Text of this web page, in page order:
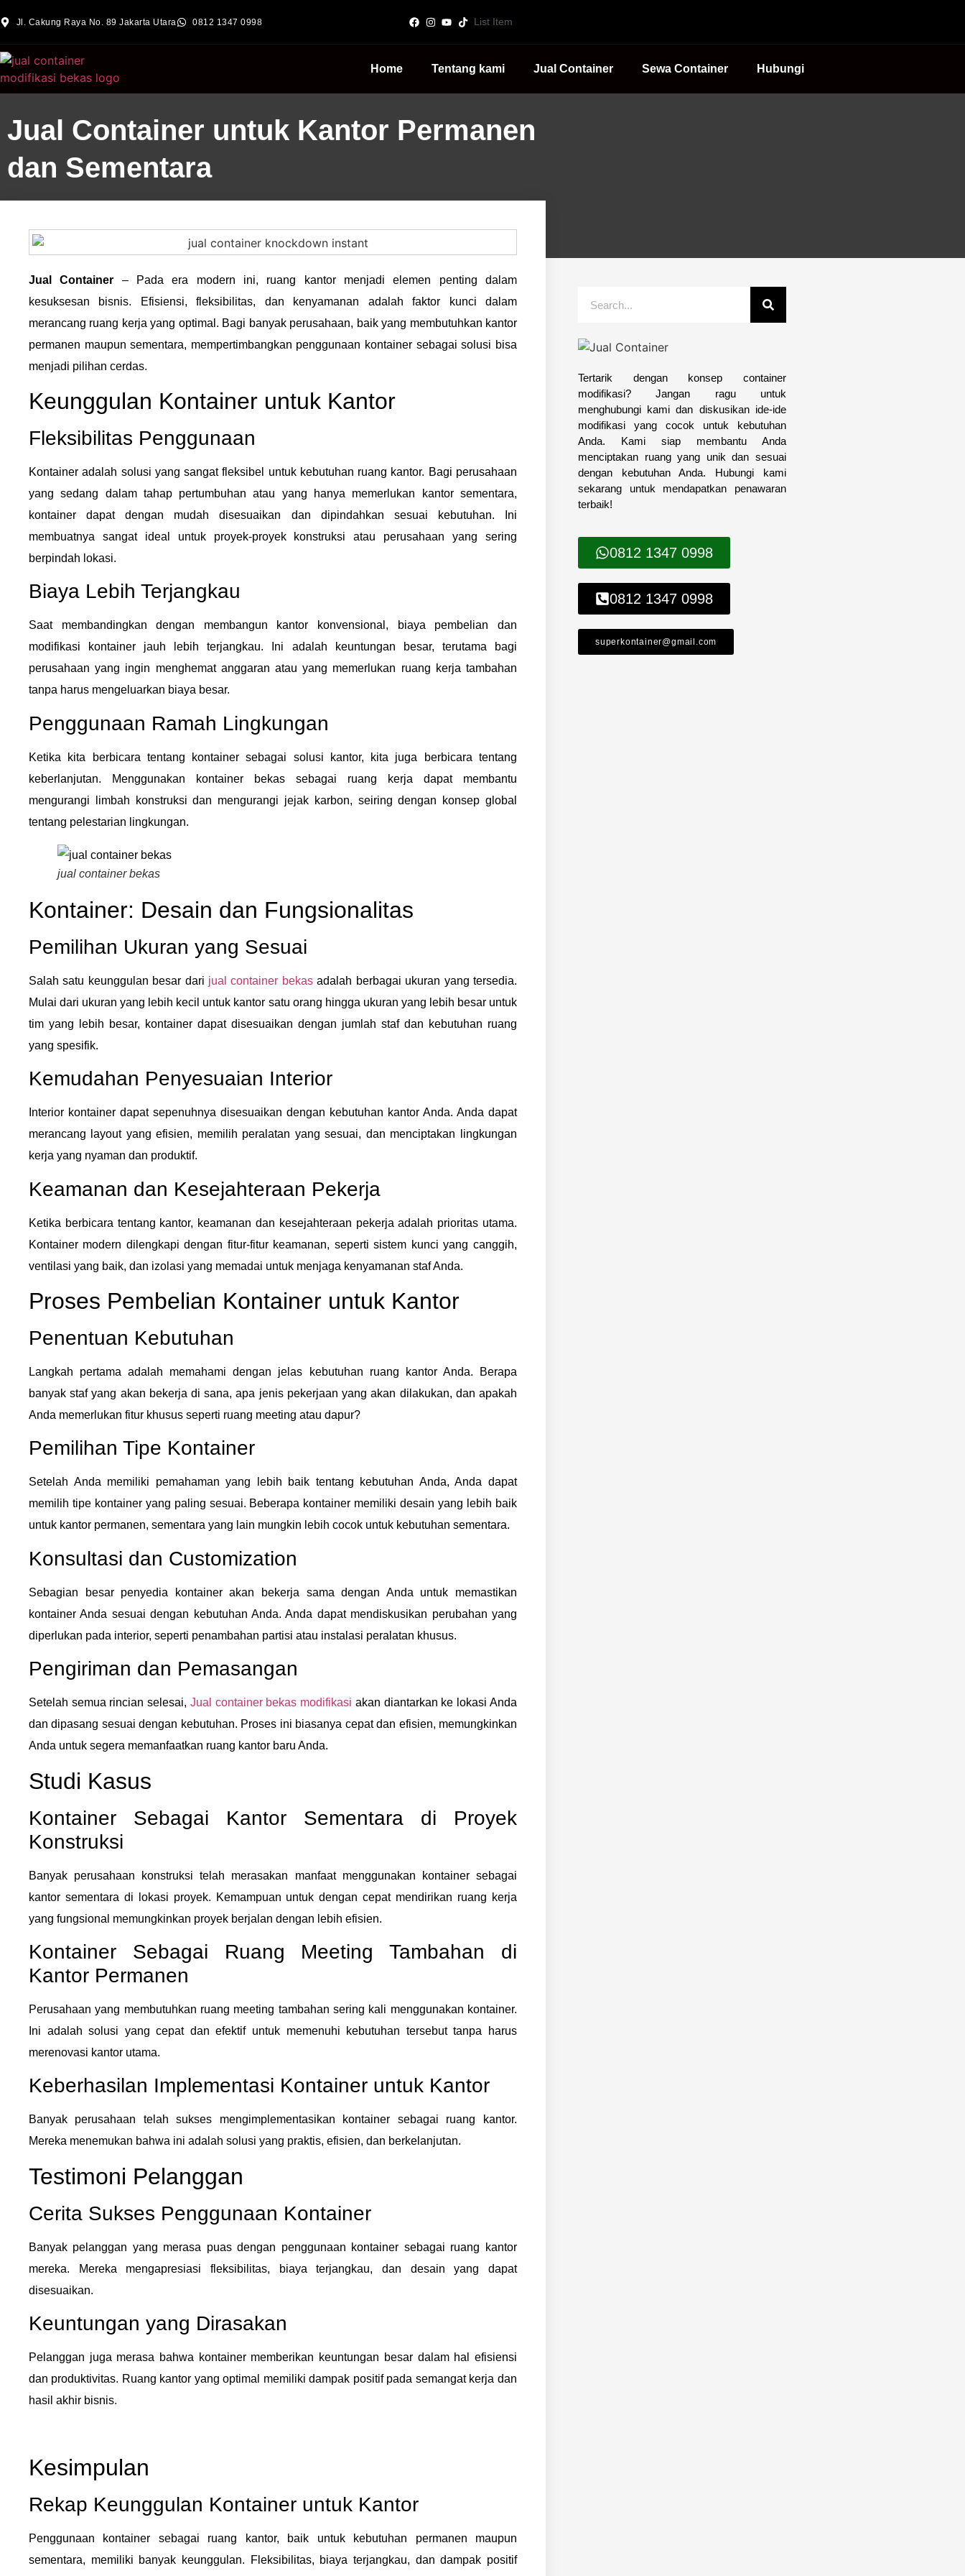
Jl. Cakung Raya No. 89 Jakarta Utara 0812 1347 0998 List Item
Home Tentang kami Jual Container Sewa Container Hubungi
Jual Container untuk Kantor Permanen
dan Sementara
Jual Container – Pada era modern ini, ruang kantor menjadi elemen penting dalam
kesuksesan bisnis. Efisiensi, fleksibilitas, dan kenyamanan adalah faktor kunci dalam
merancang ruang kerja yang optimal. Bagi banyak perusahaan, baik yang membutuhkan kantor
permanen maupun sementara, mempertimbangkan penggunaan kontainer sebagai solusi bisa
menjadi pilihan cerdas.
Keunggulan Kontainer untuk Kantor
Fleksibilitas Penggunaan
Kontainer adalah solusi yang sangat fleksibel untuk kebutuhan ruang kantor. Bagi perusahaan
yang sedang dalam tahap pertumbuhan atau yang hanya memerlukan kantor sementara,
kontainer dapat dengan mudah disesuaikan dan dipindahkan sesuai kebutuhan. Ini
membuatnya sangat ideal untuk proyek-proyek konstruksi atau perusahaan yang sering
berpindah lokasi.
Biaya Lebih Terjangkau
Saat membandingkan dengan membangun kantor konvensional, biaya pembelian dan
modifikasi kontainer jauh lebih terjangkau. Ini adalah keuntungan besar, terutama bagi
perusahaan yang ingin menghemat anggaran atau yang memerlukan ruang kerja tambahan
tanpa harus mengeluarkan biaya besar.
Penggunaan Ramah Lingkungan
Ketika kita berbicara tentang kontainer sebagai solusi kantor, kita juga berbicara tentang
keberlanjutan. Menggunakan kontainer bekas sebagai ruang kerja dapat membantu
mengurangi limbah konstruksi dan mengurangi jejak karbon, seiring dengan konsep global
tentang pelestarian lingkungan.
jual container bekas
Kontainer: Desain dan Fungsionalitas
Pemilihan Ukuran yang Sesuai
Salah satu keunggulan besar dari jual container bekasadalah berbagai ukuran yang tersedia.
Mulai dari ukuran yang lebih kecil untuk kantor satu orang hingga ukuran yang lebih besar untuk
tim yang lebih besar, kontainer dapat disesuaikan dengan jumlah staf dan kebutuhan ruang
yang spesifik.
Kemudahan Penyesuaian Interior
Interior kontainer dapat sepenuhnya disesuaikan dengan kebutuhan kantor Anda. Anda dapat
merancang layout yang efisien, memilih peralatan yang sesuai, dan menciptakan lingkungan
kerja yang nyaman dan produktif.
Keamanan dan Kesejahteraan Pekerja
Ketika berbicara tentang kantor, keamanan dan kesejahteraan pekerja adalah prioritas utama.
Kontainer modern dilengkapi dengan fitur-fitur keamanan, seperti sistem kunci yang canggih,
ventilasi yang baik, dan izolasi yang memadai untuk menjaga kenyamanan staf Anda.
Proses Pembelian Kontainer untuk Kantor
Penentuan Kebutuhan
Langkah pertama adalah memahami dengan jelas kebutuhan ruang kantor Anda. Berapa
banyak staf yang akan bekerja di sana, apa jenis pekerjaan yang akan dilakukan, dan apakah
Anda memerlukan fitur khusus seperti ruang meeting atau dapur?
Pemilihan Tipe Kontainer
Setelah Anda memiliki pemahaman yang lebih baik tentang kebutuhan Anda, Anda dapat
memilih tipe kontainer yang paling sesuai. Beberapa kontainer memiliki desain yang lebih baik
untuk kantor permanen, sementara yang lain mungkin lebih cocok untuk kebutuhan sementara.
Konsultasi dan Customization
Sebagian besar penyedia kontainer akan bekerja sama dengan Anda untuk memastikan
kontainer Anda sesuai dengan kebutuhan Anda. Anda dapat mendiskusikan perubahan yang
diperlukan pada interior, seperti penambahan partisi atau instalasi peralatan khusus.
Pengiriman dan Pemasangan
Setelah semua rincian selesai, Jual container bekas modifikasi akan diantarkan ke lokasi Anda
dan dipasang sesuai dengan kebutuhan. Proses ini biasanya cepat dan efisien, memungkinkan
Anda untuk segera memanfaatkan ruang kantor baru Anda.
Studi Kasus
Kontainer Sebagai Kantor Sementara di Proyek
Konstruksi
Banyak perusahaan konstruksi telah merasakan manfaat menggunakan kontainer sebagai
kantor sementara di lokasi proyek. Kemampuan untuk dengan cepat mendirikan ruang kerja
yang fungsional memungkinkan proyek berjalan dengan lebih efisien.
Kontainer Sebagai Ruang Meeting Tambahan di
Kantor Permanen
Perusahaan yang membutuhkan ruang meeting tambahan sering kali menggunakan kontainer.
Ini adalah solusi yang cepat dan efektif untuk memenuhi kebutuhan tersebut tanpa harus
merenovasi kantor utama.
Keberhasilan Implementasi Kontainer untuk Kantor
Banyak perusahaan telah sukses mengimplementasikan kontainer sebagai ruang kantor.
Mereka menemukan bahwa ini adalah solusi yang praktis, efisien, dan berkelanjutan.
Testimoni Pelanggan
Cerita Sukses Penggunaan Kontainer
Banyak pelanggan yang merasa puas dengan penggunaan kontainer sebagai ruang kantor
mereka. Mereka mengapresiasi fleksibilitas, biaya terjangkau, dan desain yang dapat
disesuaikan.
Keuntungan yang Dirasakan
Pelanggan juga merasa bahwa kontainer memberikan keuntungan besar dalam hal efisiensi
dan produktivitas. Ruang kantor yang optimal memiliki dampak positif pada semangat kerja dan
hasil akhir bisnis.
Kesimpulan
Rekap Keunggulan Kontainer untuk Kantor
Penggunaan kontainer sebagai ruang kantor, baik untuk kebutuhan permanen maupun
sementara, memiliki banyak keunggulan. Fleksibilitas, biaya terjangkau, dan dampak positif
Tertarik dengan konsep container
modifikasi? Jangan ragu untuk
menghubungi kami dan diskusikan ide-ide
modifikasi yang cocok untuk kebutuhan
Anda. Kami siap membantu Anda
menciptakan ruang yang unik dan sesuai
dengan kebutuhan Anda. Hubungi kami
sekarang untuk mendapatkan penawaran
terbaik!
0812 1347 0998
0812 1347 0998
superkontainer@gmail.com